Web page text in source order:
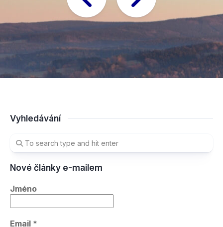
Vyhledávání
Nové články e-mailem
Jméno
Email *